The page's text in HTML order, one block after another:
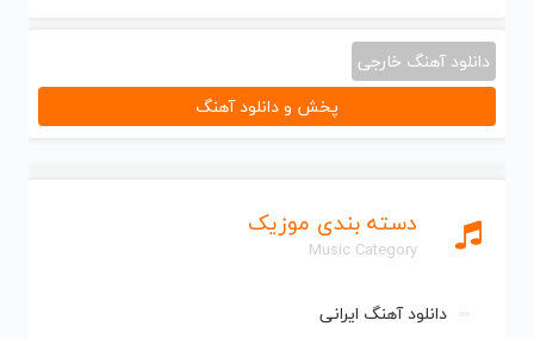
دسته بندی موزیک
Music Category
دانلود آهنگ ایرانی
دانلود آهنگ خارجی
پخش و دانلود آهنگ